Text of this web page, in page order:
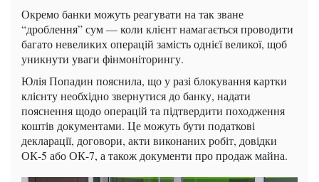
Окремо банки можуть реагувати на так зване
“дроблення” сум — коли клієнт намагається проводити
багато невеликих операцій замість однієї великої, щоб
уникнути уваги фінмоніторингу.
Юлія Попадин пояснила, що у разі блокування картки
клієнту необхідно звернутися до банку, надати
пояснення щодо операцій та підтвердити походження
коштів документами. Це можуть бути податкові
декларації, договори, акти виконаних робіт, довідки
ОК-5 або ОК-7, а також документи про продаж майна.